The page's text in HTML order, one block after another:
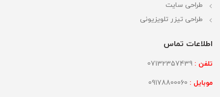
طراحی سایت
طراحی تیزر تلویزیونی
اطلاعات تماس
تلفن :
موبایل :